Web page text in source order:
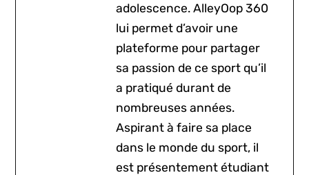
adolescence. AlleyOop 360
lui permet d’avoir une
plateforme pour partager
sa passion de ce sport qu’il
a pratiqué durant de
nombreuses années.
Aspirant à faire sa place
dans le monde du sport, il
est présentement étudiant